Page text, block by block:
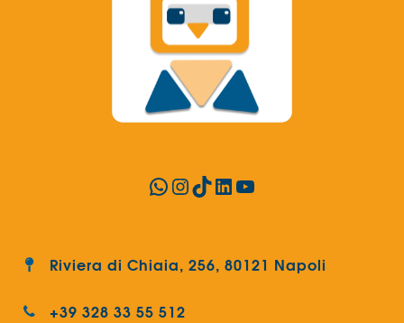
WhatsApp
Instagram
TikTok
LinkedIn
YouTube
Riviera di Chiaia, 256, 80121 Napoli
+39 328 33 55 512